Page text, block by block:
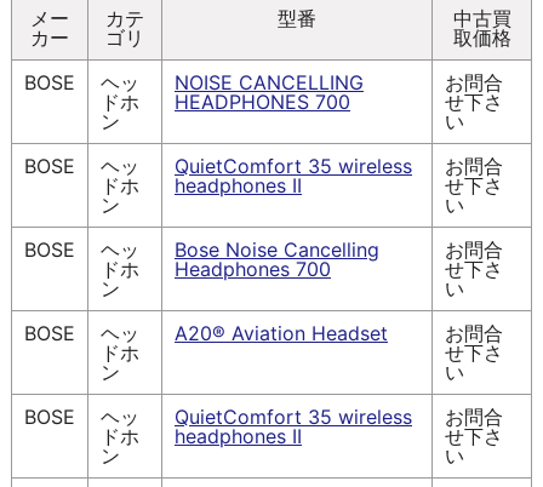
メー
カー
カテ
ゴリ
型番
中古買
取価格
BOSE
ヘッ
ドホ
ン
NOISE CANCELLING
HEADPHONES 700
お問合
せ下さ
い
BOSE
ヘッ
ドホ
ン
QuietComfort 35 wireless
headphones II
お問合
せ下さ
い
BOSE
ヘッ
ドホ
ン
Bose Noise Cancelling
Headphones 700
お問合
せ下さ
い
BOSE
ヘッ
ドホ
ン
A20® Aviation Headset
お問合
せ下さ
い
BOSE
ヘッ
ドホ
ン
QuietComfort 35 wireless
headphones II
お問合
せ下さ
い